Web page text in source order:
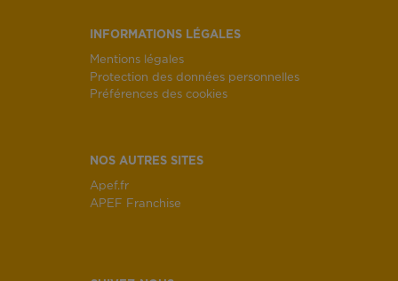
INFORMATIONS LÉGALES
Mentions légales
Protection des données personnelles
Préférences des cookies
NOS AUTRES SITES
Apef.fr
APEF Franchise